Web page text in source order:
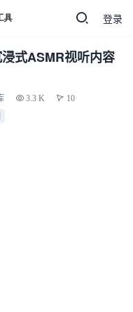
登录
式ASMR视听内容
3.3 K 10